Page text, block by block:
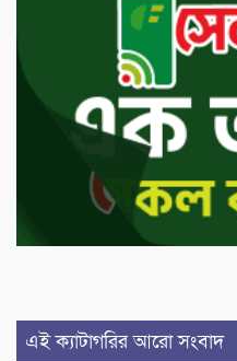
এই ক্যাটাগরির আরো সংবাদ